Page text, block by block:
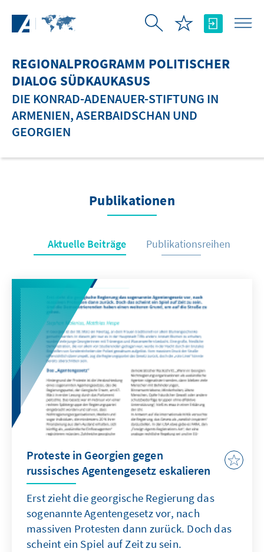
REGIONALPROGRAMM POLITISCHER
DIALOG SÜDKAUKASUS
DIE KONRAD-ADENAUER-STIFTUNG IN
ARMENIEN, ASERBAIDSCHAN UND
GEORGIEN
Publikationen
Aktuelle Beiträge Publikationsreihen
Proteste in Georgien gegen
russisches Agentengesetz eskalieren
Erst zieht die georgische Regierung das
sogenannte Agentengesetz vor, nach
massiven Protesten dann zurück. Doch das
scheint ein Spiel auf Zeit zu sein.